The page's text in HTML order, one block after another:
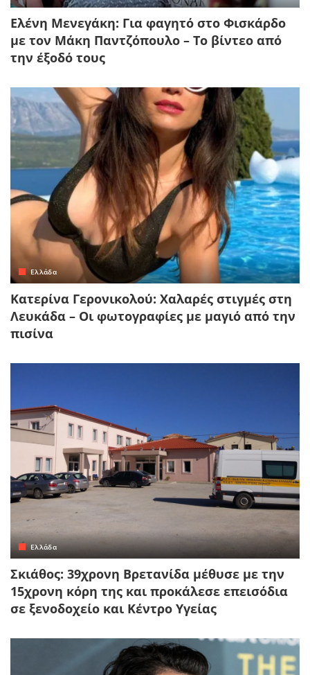
Ελένη Μενεγάκη: Για φαγητό στο Φισκάρδο
με τον Μάκη Παντζόπουλο – Το βίντεο από
την έξοδό τους
Ελλάδα
Κατερίνα Γερονικολού: Χαλαρές στιγμές στη
Λευκάδα – Οι φωτογραφίες με μαγιό από την
πισίνα
Ελλάδα
Σκιάθος: 39χρονη Βρετανίδα μέθυσε με την
15χρονη κόρη της και προκάλεσε επεισόδια
σε ξενοδοχείο και Κέντρο Υγείας